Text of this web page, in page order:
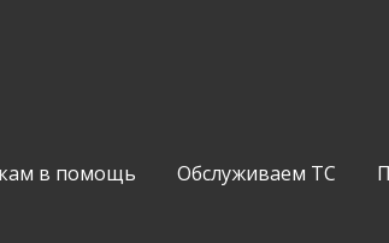
в помощь Обслуживаем ТС